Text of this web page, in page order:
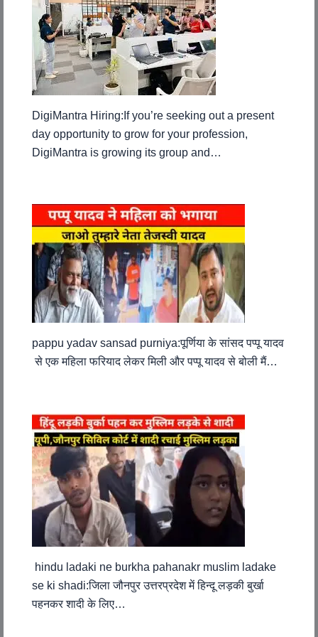
DigiMantra Hiring:If you’re seeking out a present
day opportunity to grow for your profession,
DigiMantra is growing its group and…
pappu yadav sansad purniya:पूर्णिया के सांसद पप्पू यादव
से एक महिला फरियाद लेकर मिली और पप्पू यादव से बोली मैं…
hindu ladaki ne burkha pahanakr muslim ladake
se ki shadi:जिला जौनपुर उत्तरप्रदेश में हिन्दू लड़की बुर्खा
पहनकर शादी के लिए…